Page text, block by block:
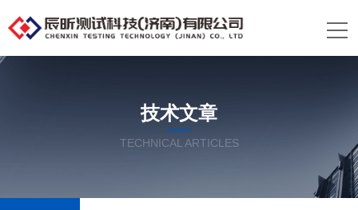
技术文章
TECHNICAL ARTICLES